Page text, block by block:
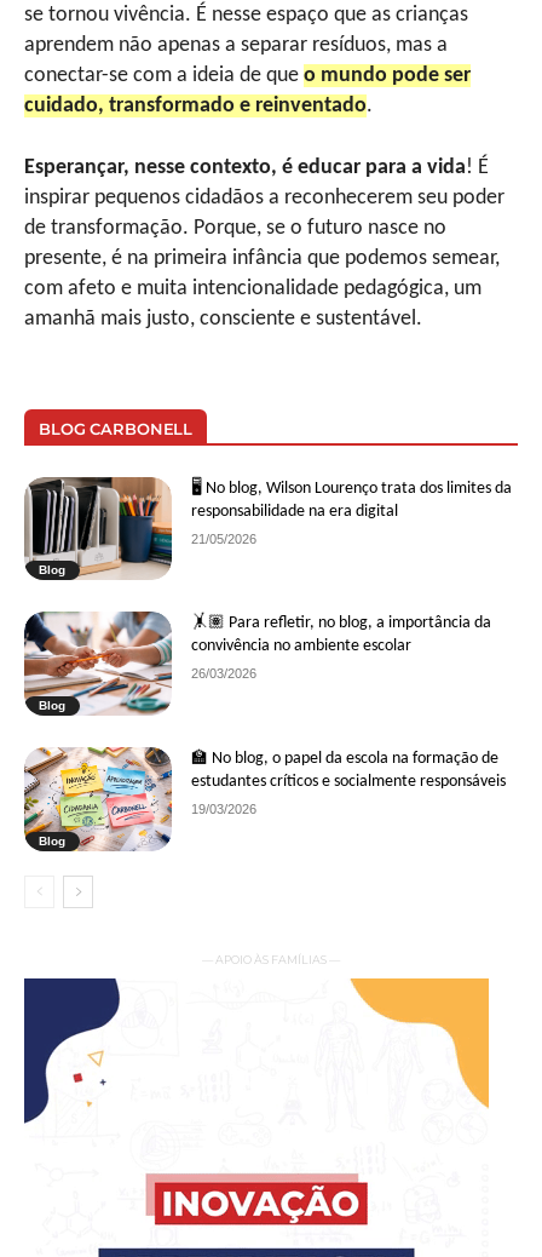
se tornou vivência. É nesse espaço que as crianças
aprendem não apenas a separar resíduos, mas a
conectar-se com a ideia de que o mundo pode ser
cuidado, transformado e reinventado.
Esperançar, nesse contexto, é educar para a vida! É
inspirar pequenos cidadãos a reconhecerem seu poder
de transformação. Porque, se o futuro nasce no
presente, é na primeira infância que podemos semear,
com afeto e muita intencionalidade pedagógica, um
amanhã mais justo, consciente e sustentável.
BLOG CARBONELL
Blog
🖥 No blog, Wilson Lourenço trata dos limites da
responsabilidade na era digital
21/05/2026
Blog
🤸🏽 Para refletir, no blog, a importância da
convivência no ambiente escolar
26/03/2026
Blog
🏫 No blog, o papel da escola na formação de
estudantes críticos e socialmente responsáveis
19/03/2026
— APOIO ÀS FAMÍLIAS —